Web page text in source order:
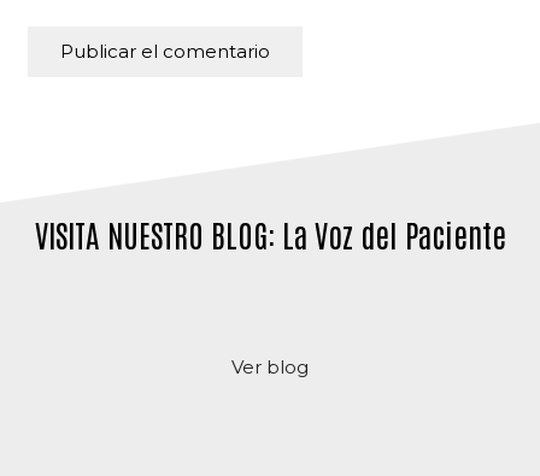
Publicar el comentario
VISITA NUESTRO BLOG: La Voz del Paciente
Ver blog